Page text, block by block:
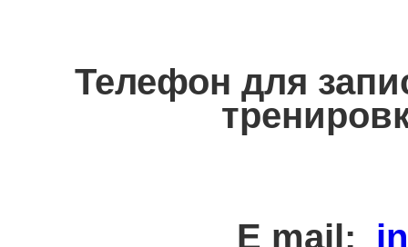
Телефон для
E mail: